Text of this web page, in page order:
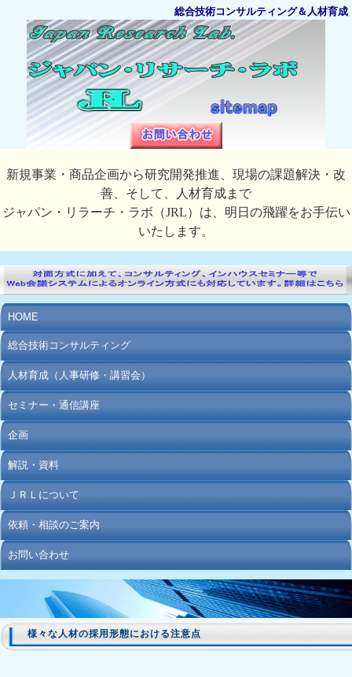
総合技術コンサルティング＆人材育成
新規事業・商品企画から研究開発推進、現場の課題解決・改
善、そして、人材育成まで
ジャパン・リラーチ・ラボ（JRL）は、明日の飛躍をお手伝い
いたします。
HOME
総合技術コンサルティング
人材育成（人事研修・講習会）
セミナー・通信講座
企画
解説・資料
ＪＲＬについて
依頼・相談のご案内
お問い合わせ
様々な人材の採用形態における注意点